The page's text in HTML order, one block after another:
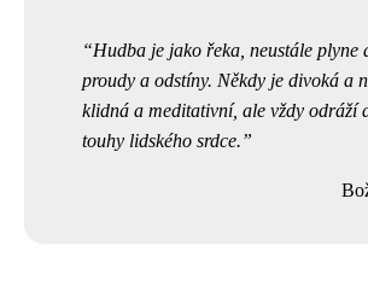
Hudba je jako řeka, neustále plyne
proudy a odstíny. Někdy je divoká a
klidná a meditativní, ale vždy odráží
touhy lidského srdce.